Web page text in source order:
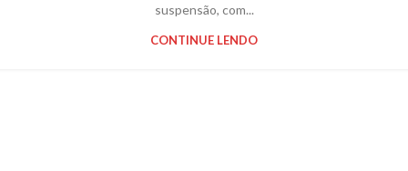
suspensão, com...
CONTINUE LENDO